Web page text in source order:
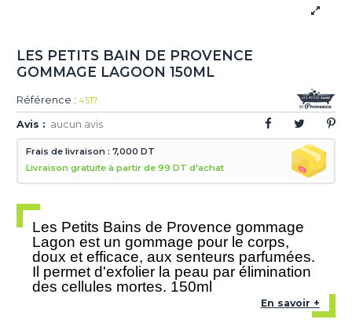
LES PETITS BAIN DE PROVENCE
GOMMAGE LAGOON 150ML
Référence : 4517
Avis : aucun avis
Frais de livraison : 7,000 DT
Livraison gratuite à partir de 99 DT d'achat
Les Petits Bains de Provence gommage
Lagon est un gommage pour le corps,
doux et efficace, aux senteurs parfumées.
Il permet d'exfolier la peau par élimination
des cellules mortes. 150ml
En savoir +